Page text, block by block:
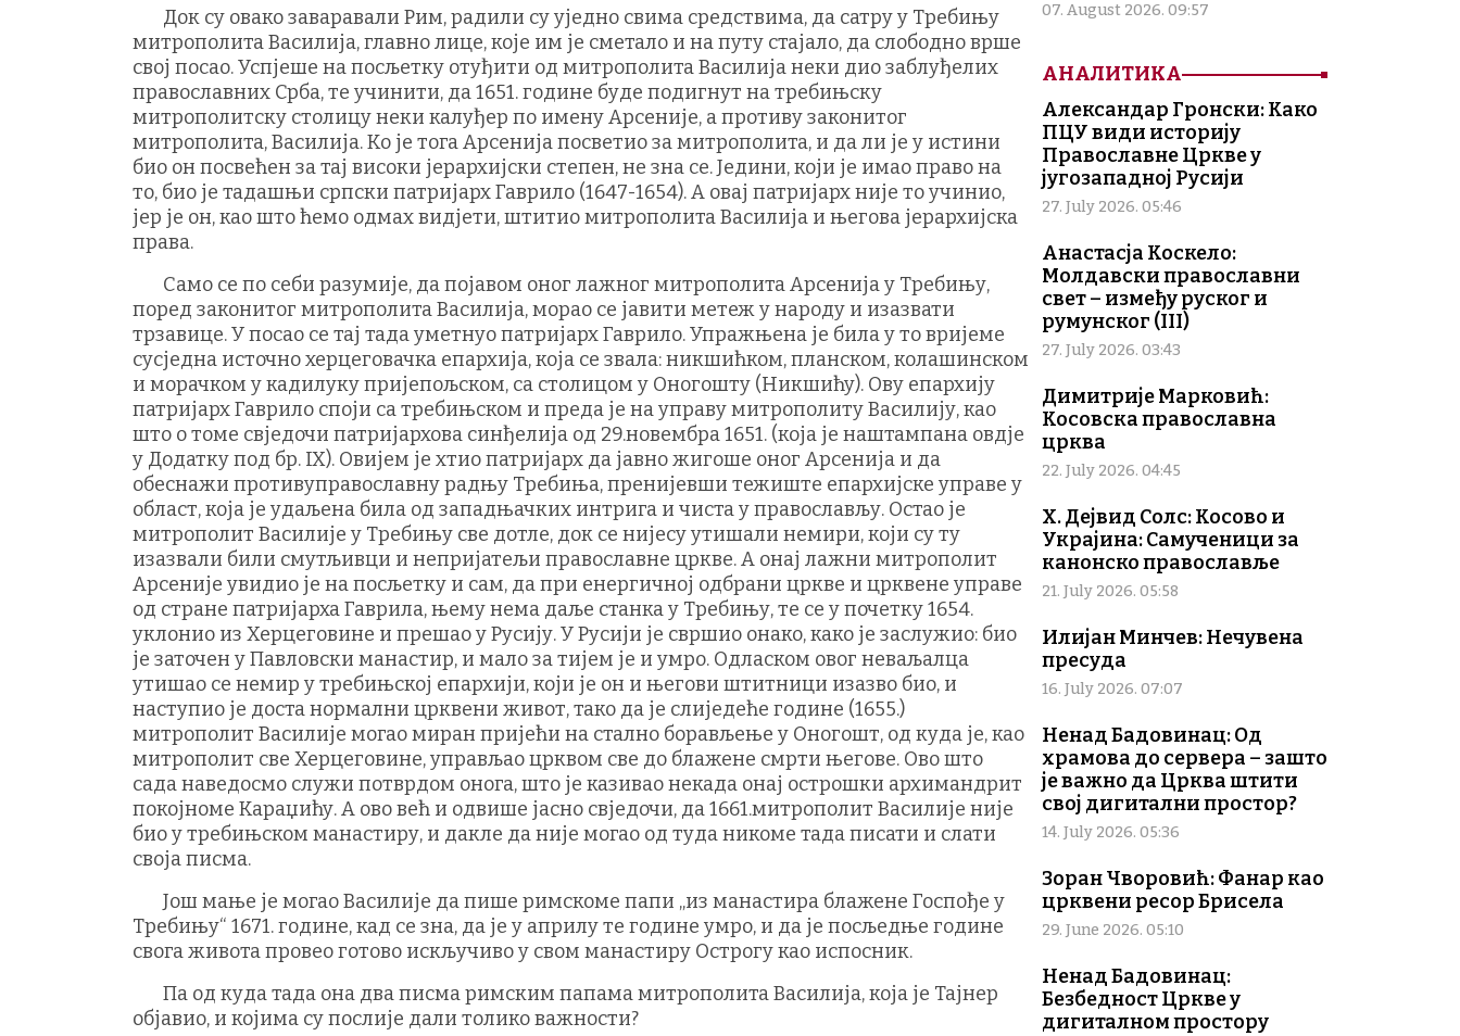
Док су овако заваравали Рим, радили су уједно свима средствима, да сатру у Требињу
митрополита Василија, главно лице, које им је сметало и на путу стајало, да слободно врше
свој посао. Успјеше на посљетку отуђити од митрополита Василија неки дио заблуђелих
православних Срба, те учинити, да 1651. године буде подигнут на требињску
митрополитску столицу неки калуђер по имену Арсеније, а противу законитог
митрополита, Василија. Ко је тога Арсенија посветио за митрополита, и да ли је у истини
био он посвећен за тај високи јерархијски степен, не зна се. Једини, који је имао право на
то, био је тадашњи српски патријарх Гаврило (1647-1654). А овај патријарх није то учинио,
јер је он, као што ћемо одмах видјети, штитио митрополита Василија и његова јерархијска
права.
Само се по себи разумије, да појавом оног лажног митрополита Арсенија у Требињу,
поред законитог митрополита Василија, морао се јавити метеж у народу и изазвати
трзавице. У посао се тај тада уметнуо патријарх Гаврило. Упражњена је била у то вријеме
сусједна источно херцеговачка епархија, која се звала: никшићком, планском, колашинском
и морачком у кадилуку пријепољском, са столицом у Оногошту (Никшићу). Ову епархију
патријарх Гаврило споји са требињском и преда је на управу митрополиту Василију, као
што о томе свједочи патријархова синђелија од 29.новембра 1651. (која је наштампана овдје
у Додатку под бр. IX). Овијем је хтио патријарх да јавно жигоше оног Арсенија и да
обеснажи противуправославну радњу Требиња, пренијевши тежиште епархијске управе у
област, која је удаљена била од западњачких интрига и чиста у православљу. Остао је
митрополит Василије у Требињу све дотле, док се нијесу утишали немири, који су ту
изазвали били смутљивци и непријатељи православне цркве. А онај лажни митрополит
Арсеније увидио је на посљетку и сам, да при енергичној одбрани цркве и црквене управе
од стране патријарха Гаврила, њему нема даље станка у Требињу, те се у почетку 1654.
уклонио из Херцеговине и прешао у Русију. У Русији је свршио онако, како је заслужио: био
је заточен у Павловски манастир, и мало за тијем је и умро. Одласком овог неваљалца
утишао се немир у требињској епархији, који је он и његови штитници изазво био, и
наступио је доста нормални црквени живот, тако да је слиједеће године (1655.)
митрополит Василије могао миран пријећи на стално борављење у Оногошт, од куда је, као
митрополит све Херцеговине, управљао црквом све до блажене смрти његове. Ово што
сада наведосмо служи потврдом онога, што је казивао некада онај острошки архимандрит
покојноме Караџићу. А ово већ и одвише јасно свједочи, да 1661.митрополит Василије није
био у требињском манастиру, и дакле да није могао од туда никоме тада писати и слати
своја писма.
Још мање је могао Василије да пише римскоме папи „из манастира блажене Госпође у
Требињу“ 1671. године, кад се зна, да је у априлу те године умро, и да је посљедње године
свога живота провео готово искључиво у свом манастиру Острогу као испосник.
Па од куда тада она два писма римским папама митрополита Василија, која је Тајнер
објавио, и којима су послије дали толико важности?
07. August 2026. 09:57
АНАЛИТИКА
Александар Гронски: Како
ПЦУ види историју
Православне Цркве у
југозападној Русији
27. July 2026. 05:46
Анастасја Коскело:
Молдавски православни
свет – између руског и
румунског (III)
27. July 2026. 03:43
Димитрије Марковић:
Косовска православна
црква
22. July 2026. 04:45
Х. Дејвид Солс: Косово и
Украјина: Самученици за
канонско православље
21. July 2026. 05:58
Илијан Минчев: Нечувена
пресуда
16. July 2026. 07:07
Ненад Бадовинац: Од
храмова до сервера – зашто
је важно да Црква штити
свој дигитални простор?
14. July 2026. 05:36
Зоран Чворовић: Фанар као
црквени ресор Брисела
29. June 2026. 05:10
Ненад Бадовинац:
Безбедност Цркве у
дигиталном простору